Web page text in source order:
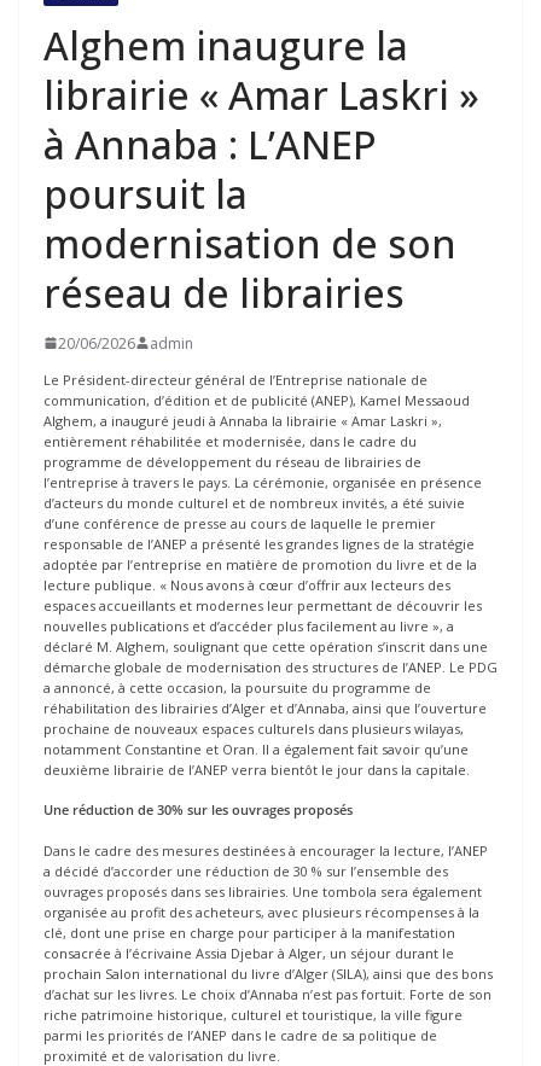
Alghem inaugure la
librairie « Amar Laskri »
à Annaba : L’ANEP
poursuit la
modernisation de son
réseau de librairies
20/06/2026 admin
Le Président-directeur général de l’Entreprise nationale de
communication, d’édition et de publicité (ANEP), Kamel Messaoud
Alghem, a inauguré jeudi à Annaba la librairie « Amar Laskri »,
entièrement réhabilitée et modernisée, dans le cadre du
programme de développement du réseau de librairies de
l’entreprise à travers le pays. La cérémonie, organisée en présence
d’acteurs du monde culturel et de nombreux invités, a été suivie
d’une conférence de presse au cours de laquelle le premier
responsable de l’ANEP a présenté les grandes lignes de la stratégie
adoptée par l’entreprise en matière de promotion du livre et de la
lecture publique. « Nous avons à cœur d’offrir aux lecteurs des
espaces accueillants et modernes leur permettant de découvrir les
nouvelles publications et d’accéder plus facilement au livre », a
déclaré M. Alghem, soulignant que cette opération s’inscrit dans une
démarche globale de modernisation des structures de l’ANEP. Le PDG
a annoncé, à cette occasion, la poursuite du programme de
réhabilitation des librairies d’Alger et d’Annaba, ainsi que l’ouverture
prochaine de nouveaux espaces culturels dans plusieurs wilayas,
notamment Constantine et Oran. Il a également fait savoir qu’une
deuxième librairie de l’ANEP verra bientôt le jour dans la capitale.
Une réduction de 30% sur les ouvrages proposés
Dans le cadre des mesures destinées à encourager la lecture, l’ANEP
a décidé d’accorder une réduction de 30 % sur l’ensemble des
ouvrages proposés dans ses librairies. Une tombola sera également
organisée au profit des acheteurs, avec plusieurs récompenses à la
clé, dont une prise en charge pour participer à la manifestation
consacrée à l’écrivaine Assia Djebar à Alger, un séjour durant le
prochain Salon international du livre d’Alger (SILA), ainsi que des bons
d’achat sur les livres. Le choix d’Annaba n’est pas fortuit. Forte de son
riche patrimoine historique, culturel et touristique, la ville figure
parmi les priorités de l’ANEP dans le cadre de sa politique de
proximité et de valorisation du livre.